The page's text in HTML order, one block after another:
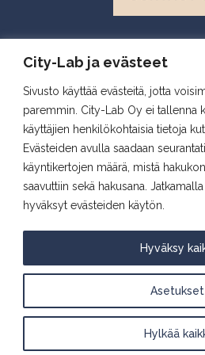
City-Lab ja evästeet
Sivusto käyttää evästeitä, jotta
paremmin. City-Lab Oy ei tallenna
käyttäjien henkilökohtaisia tietoja
Evästeiden avulla saadaan
käyntikertojen määrä, mistä
saavuttiin sekä hakusana.
hyväksyt evästeiden käytön.
Asetukset
Hylkää
Hyväksy
Snellmania,
Aapistie,
BioCity,
Follow us
City Lab
© 2026